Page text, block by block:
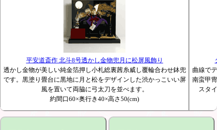
平安道斎作 北斗8号透かし金物兜月に松屏風飾り
透かし金物が美しい純金箔押し小札総裏茜糸威し覆輪合わせ鉢兜
です。黒塗り畳台に黒地に月と松をデザインした渋かっこいい屏
風を置いて両脇に弓太刀を並べます。
約間口60×奥行き40×高さ50(cm)
曲線で
南蛮甲
スタ